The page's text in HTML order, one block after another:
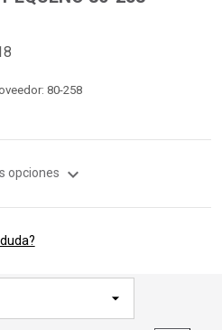
80-258
opciones expand_more